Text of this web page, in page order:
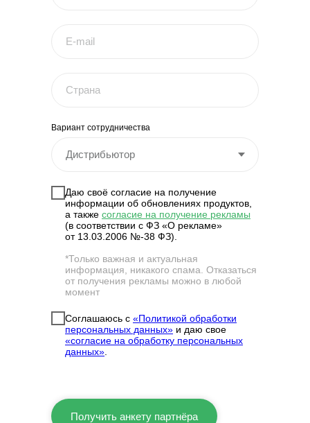
Вариант сотрудничества
Даю своё согласие на получение
информации об обновлениях продуктов,
а также согласие на получение рекламы
(в соответствии с ФЗ «О рекламе»
от 13.03.2006 №-38 ФЗ).
*Только важная и актуальная
информация, никакого спама. Отказаться
от получения рекламы можно в любой
момент
Соглашаюсь с «Политикой обработки
персональных данных» и даю свое
«согласие на обработку персональных
данных»
Получить анкету партнёра